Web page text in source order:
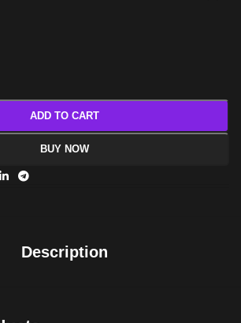
ADD TO CART
BUY NOW
Description